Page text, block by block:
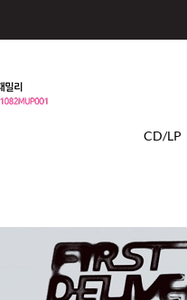
CD/LP